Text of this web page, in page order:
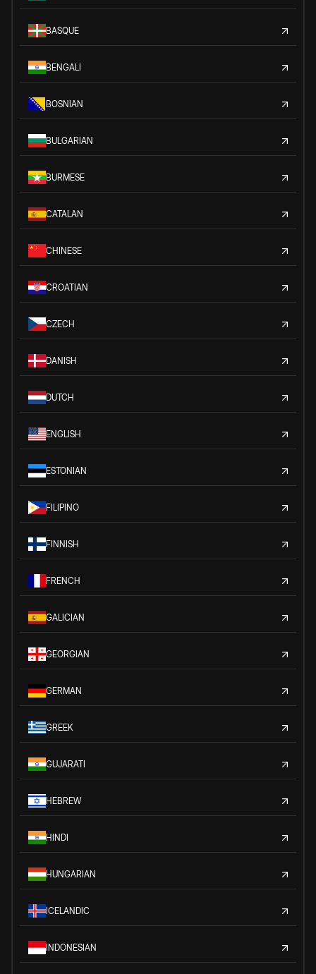
BASQUE
BENGALI
BOSNIAN
BULGARIAN
BURMESE
CATALAN
CHINESE
CROATIAN
CZECH
DANISH
DUTCH
ENGLISH
ESTONIAN
FILIPINO
FINNISH
FRENCH
GALICIAN
GEORGIAN
GERMAN
GREEK
GUJARATI
HEBREW
HINDI
HUNGARIAN
ICELANDIC
INDONESIAN